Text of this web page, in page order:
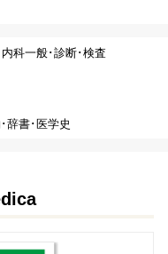
内科一般･診断･検査
辞書･医学史